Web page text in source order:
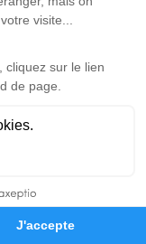
Hommages
est
hommage
rends hommage